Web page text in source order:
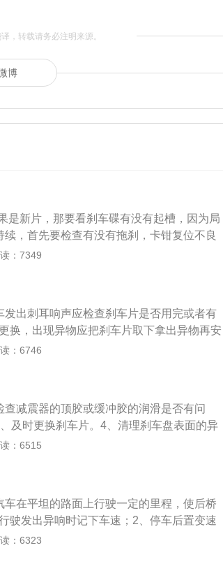
，转载请务必注明来源。
博
是新片，那要看刹车碟有没有起槽，因为局
，首先要检查有没有拖刹，卡钳复位不良
关信息：1、刹车盘问题：刹车片异响也有
种情况只需要进行盘片的失园修复研磨就能
的异响是比较沉闷的声音，应该是刹车卡
簧片脱落等，但是这些稍显专业的检查车主
行检查处理。
：7349
出刺耳响声应检查刹车片是否用完或者有
换，出现异物应把刹车片取下拿出异物再安
刹车卡钳是否有出现活动销磨损，弹簧片
；4、踩刹车发出哗啦哗啦响声应检查刹车
新加固或更换新刹车片。
：6746
减震器的顶胶或缓冲胶的润滑是否有问
及时更换刹车片。4、清理刹车盘表面的异
为制动，是指使运行中的机车、车辆及其他
。2、刹车盘或刹车毂磨损过大。3、刹车片
总泵回位慢。
：6515
在平坦的路面上行驶一定的里程，使后桥
驶发出异响时记下车速；2、停车后置变速
发动机的转速与出现异响时的车速相当时，
：6323